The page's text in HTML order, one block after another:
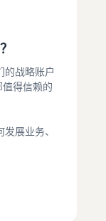
的战略账户
得信赖的
展业务、